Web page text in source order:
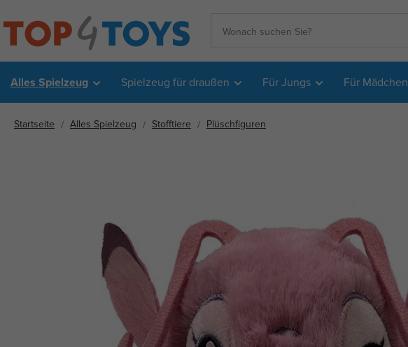
Alles Spielzeug Spielzeug für draußen Für Jungs Für Mädchen
Startseite Alles Spielzeug Stofftiere Plüschfiguren